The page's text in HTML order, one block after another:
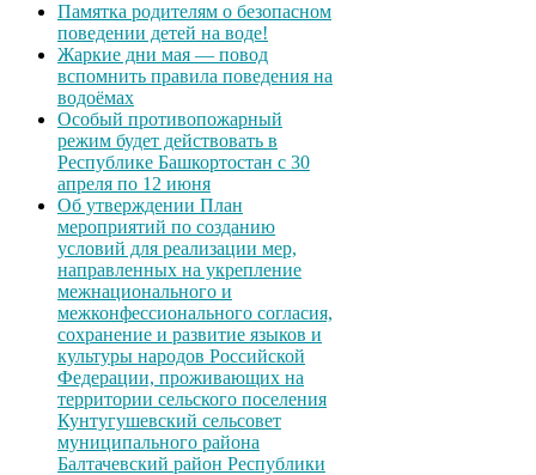
Памятка родителям о безопасном
поведении детей на воде!
Жаркие дни мая — повод
вспомнить правила поведения на
водоёмах
Особый противопожарный
режим будет действовать в
Республике Башкортостан с 30
апреля по 12 июня
Об утверждении План
мероприятий по созданию
условий для реализации мер,
направленных на укрепление
межнационального и
межконфессионального согласия,
сохранение и развитие языков и
культуры народов Российской
Федерации, проживающих на
территории сельского поселения
Кунтугушевский сельсовет
муниципального района
Балтачевский район Республики